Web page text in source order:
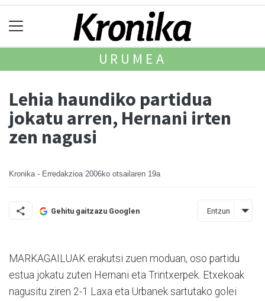
URUMEA
Lehia haundiko partidua
jokatu arren, Hernani irten
zen nagusi
Kronika - Erredakzioa 2006ko otsailaren 19a
Gehitu gaitzazu Googlen Entzun
MARKAGAILUAK erakutsi zuen moduan, oso partidu
estua jokatu zuten Hernani eta Trintxerpek. Etxekoak
nagusitu ziren 2-1 Laxa eta Urbanek sartutako golei